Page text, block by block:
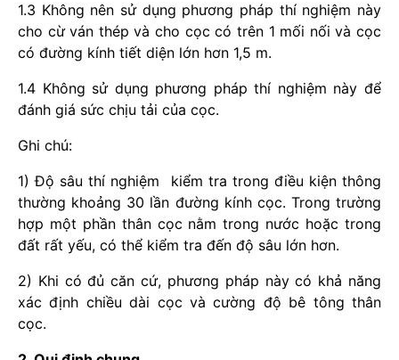
1.3 Không nên sử dụng phương pháp thí nghiệm này
cho cừ ván thép và cho cọc có trên 1 mối nối và cọc
có đường kính tiết diện lớn hơn 1,5 m.
1.4 Không sử dụng phương pháp thí nghiệm này để
đánh giá sức chịu tải của cọc.
Ghi chú:
1) Độ sâu thí nghiệm kiểm tra trong điều kiện thông
thường khoảng 30 lần đường kính cọc. Trong trường
hợp một phần thân cọc nằm trong nước hoặc trong
đất rất yếu, có thể kiểm tra đến độ sâu lớn hơn.
2) Khi có đủ căn cứ, phương pháp này có khả năng
xác định chiều dài cọc và cường độ bê tông thân
cọc.